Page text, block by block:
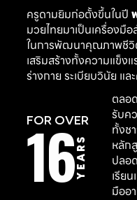
ครูดามยิมก่อตั้งขึ้นในปี
มวยไทยมาเป็นเครื่องมื
ในการพัฒนาคุณภาพชีวิ
เสริมสร้างทั้งความแข็งแ
ร่างกาย ระเบียบวินัย แล
FOR OVER
16YEARS
ตลอ
รับค
ทั้งช
หลัก
ปลอ
เรีย
มืออ